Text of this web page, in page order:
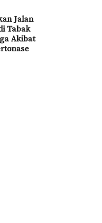
Jalan
Tabak
Akibat